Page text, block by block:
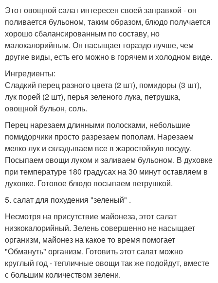
Этот овощной салат интересен своей заправкой - он
поливается бульоном, таким образом, блюдо получается
хорошо сбалансированным по составу, но
малокалорийным. Он насыщает гораздо лучше, чем
другие виды, есть его можно в горячем и холодном виде.
Ингредиенты:
Сладкий перец разного цвета (2 шт), помидоры (3 шт),
лук порей (2 шт), перья зеленого лука, петрушка,
овощной бульон, соль.
Перец нарезаем длинными полосками, небольшие
помидорчики просто разрезаем пополам. Нарезаем
мелко лук и складываем все в жаростойкую посуду.
Посыпаем овощи луком и заливаем бульоном. В духовке
при температуре 180 градусах на 30 минут оставляем в
духовке. Готовое блюдо посыпаем петрушкой.
5. салат для похудения "зеленый" .
Несмотря на присутствие майонеза, этот салат
низкокалорийный. Зелень совершенно не насыщает
организм, майонез на какое то время помогает
"Обмануть" организм. Готовить этот салат можно
круглый год - тепличные овощи так же подойдут, вместе
с большим количеством зелени.